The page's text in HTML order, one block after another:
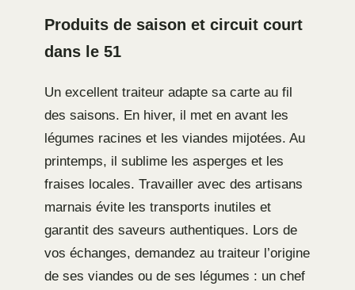
Produits de saison et circuit court
dans le 51
Un excellent traiteur adapte sa carte au fil
des saisons. En hiver, il met en avant les
légumes racines et les viandes mijotées. Au
printemps, il sublime les asperges et les
fraises locales. Travailler avec des artisans
marnais évite les transports inutiles et
garantit des saveurs authentiques. Lors de
vos échanges, demandez au traiteur l’origine
de ses viandes ou de ses légumes : un chef